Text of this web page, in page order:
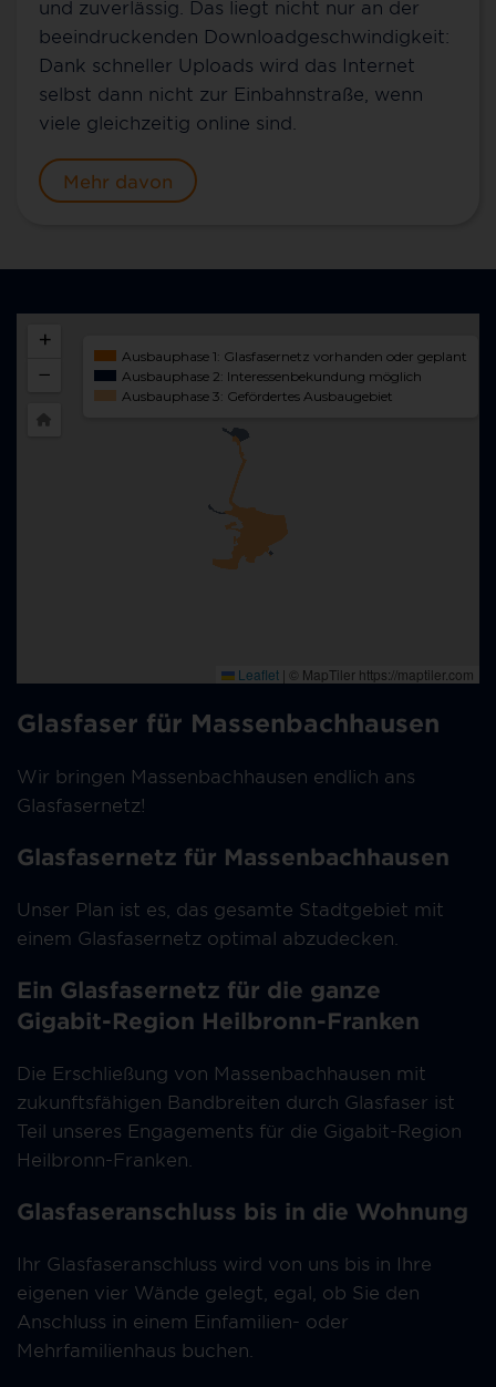
und zuverlässig. Das liegt nicht nur an der
beeindruckenden Downloadgeschwindigkeit:
Dank schneller Uploads wird das Internet
selbst dann nicht zur Einbahnstraße, wenn
viele gleichzeitig online sind.
Mehr davon
Glasfaser für Massenbachhausen
Wir bringen Massenbachhausen endlich ans
Glasfasernetz!
Glasfasernetz für Massenbachhausen
Unser Plan ist es, das gesamte Stadtgebiet mit
einem Glasfasernetz optimal abzudecken.
Ein Glasfasernetz für die ganze
Gigabit-Region Heilbronn-Franken
Die Erschließung von Massenbachhausen mit
zukunftsfähigen Bandbreiten durch Glasfaser ist
Teil unseres Engagements für die Gigabit-Region
Heilbronn-Franken.
Glasfaseranschluss bis in die Wohnung
Ihr Glasfaseranschluss wird von uns bis in Ihre
eigenen vier Wände gelegt, egal, ob Sie den
Anschluss in einem Einfamilien- oder
Mehrfamilienhaus buchen.